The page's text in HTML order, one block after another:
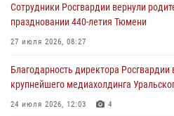
масштабных спортивных событий на
05 августа 2026, 05:22
виновника ДТП
05 августа 2026, 05:15
Сотрудники Росгвардии вернули
праздновании 440-летия Тюмени
27 июля 2026, 08:27
Благодарность директора Росгвардии
крупнейшего медиахолдинга
24 июля 2026, 12:03 4